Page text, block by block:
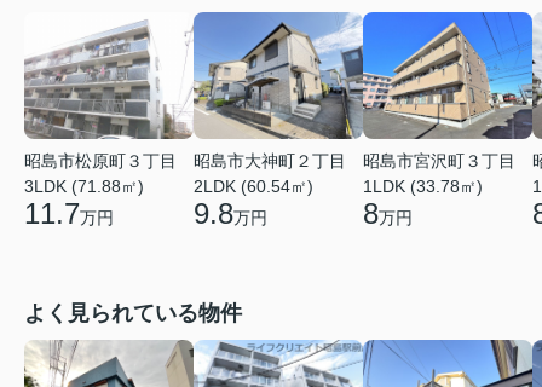
昭島市松原町３丁目
3LDK (71.88㎡)
11.7万円
昭島市大神町２丁目
2LDK (60.54㎡)
9.8万円
昭島市宮沢町３丁目
1LDK (33.78㎡)
8万円
よく見られている物件